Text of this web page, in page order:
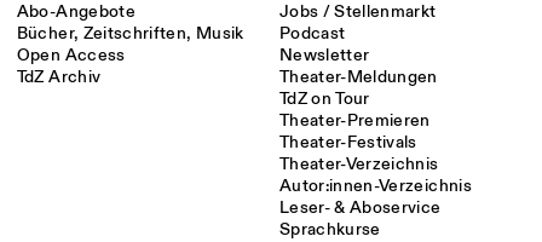
Abo-Angebote
Bücher, Zeitschriften, Musik
Open Access
TdZ Archiv
Jobs / Stellenmarkt
Podcast
Newsletter
Theater-Meldungen
TdZ on Tour
Theater-Premieren
Theater-Festivals
Theater-Verzeichnis
Autor:innen-Verzeichnis
Leser- & Aboservice
Sprachkurse